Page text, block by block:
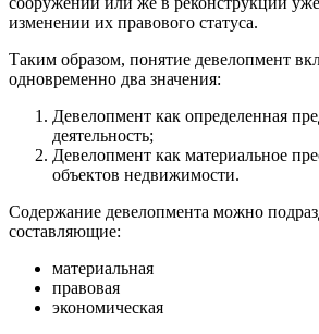
изменении их правового статуса.
Таким образом, понятие девелопмент
одновременно два значения:
Девелопмент как определенная
деятельность;
Девелопмент как материальное
объектов недвижимости.
Содержание девелопмента можно
составляющие:
материальная
правовая
экономическая